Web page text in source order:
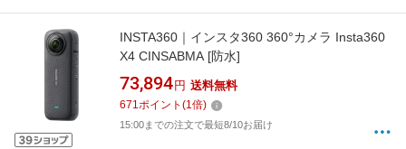
INSTA360｜インスタ360 360°カメラ Insta360
X4 CINSABMA [防水]
73,894 円 送料無料
671ポイント (1倍)
15:00までの注文で最短8/10お届け